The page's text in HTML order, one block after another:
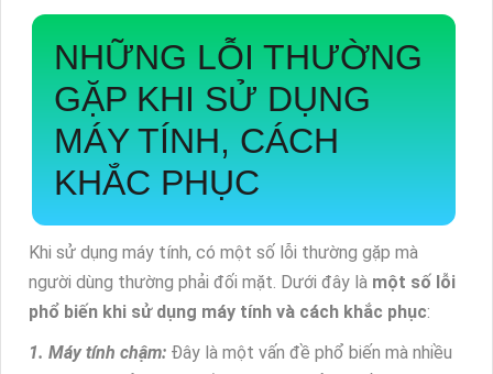
NHỮNG LỖI THƯỜNG
GẶP KHI SỬ DỤNG
MÁY TÍNH, CÁCH
KHẮC PHỤC
Khi sử dụng máy tính, có một số lỗi thường gặp mà
người dùng thường phải đối mặt. Dưới đây là một số lỗi
phổ biến khi sử dụng máy tính và cách khắc phục:
1. Máy tính chậm: Đây là một vấn đề phổ biến mà nhiều